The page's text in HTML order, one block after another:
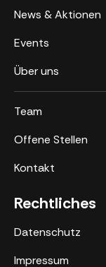
News & Aktionen
Events
Über uns
Team
Offene Stellen
Kontakt
Rechtliches
Datenschutz
Impressum